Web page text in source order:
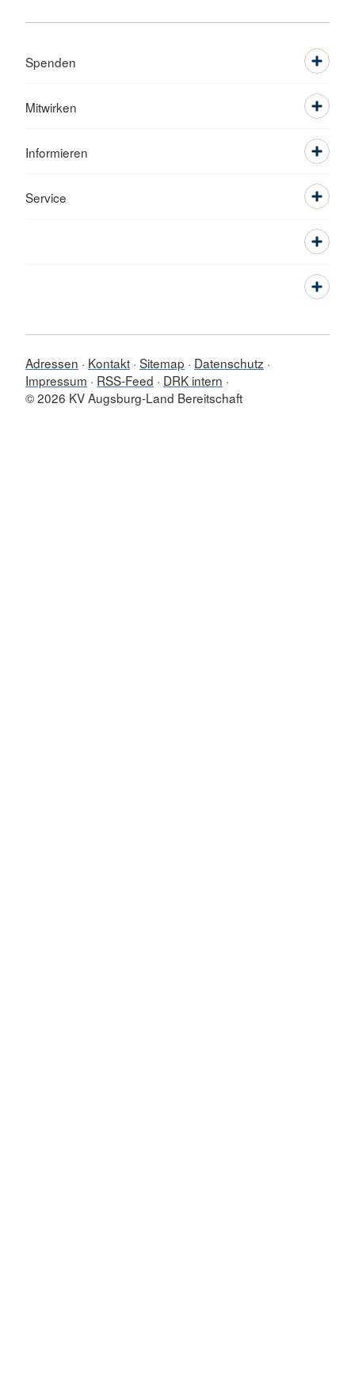
Spenden
Mitwirken
Informieren
Service
Adressen Kontakt Sitemap
Datenschutz
Impressum
RSS-Feed
DRK intern
© 2026 KV Augsburg-Land Bereitschaft